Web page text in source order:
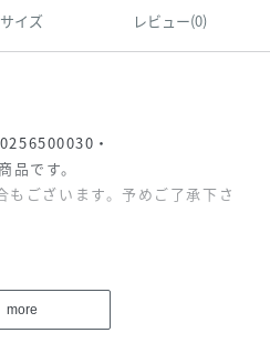
サイズ レビュー(0)
・
です。
ございます。予めご了承下さ
イな綿をハイゲージの編み機で
more